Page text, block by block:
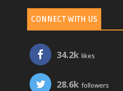
CONNECT WITH US
34.2k likes
28.6k followers